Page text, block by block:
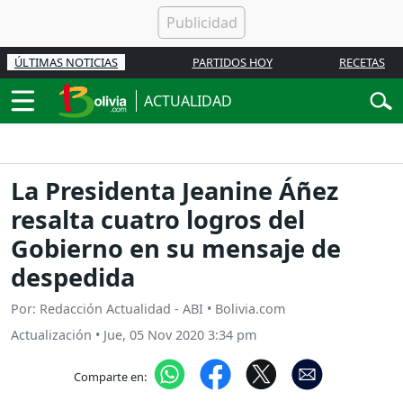
ÚLTIMAS NOTICIAS PARTIDOS HOY RECETAS
ACTUALIDAD
La Presidenta Jeanine Áñez
resalta cuatro logros del
Gobierno en su mensaje de
despedida
Por: Redacción Actualidad - ABI • Bolivia.com
Actualización • Jue, 05 Nov 2020 3:34 pm
Comparte en: